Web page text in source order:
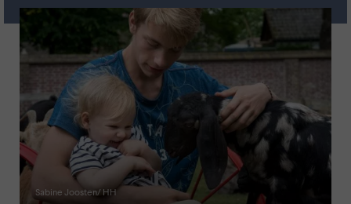
Sabine Joosten/ HH